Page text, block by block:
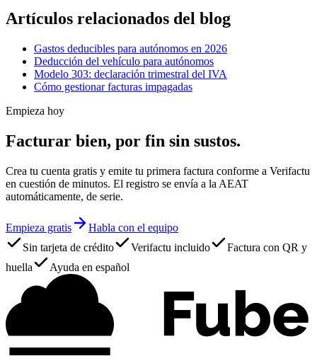
Artículos relacionados del blog
Gastos deducibles para autónomos en 2026
Deducción del vehículo para autónomos
Modelo 303: declaración trimestral del IVA
Cómo gestionar facturas impagadas
Empieza hoy
Facturar bien, por fin sin sustos.
Crea tu cuenta gratis y emite tu primera factura conforme a Verifactu
en cuestión de minutos. El registro se envía a la AEAT
automáticamente, de serie.
Empieza gratis
Habla con el equipo
Sin tarjeta de crédito
Verifactu incluido
Factura con QR y
huella
Ayuda en español